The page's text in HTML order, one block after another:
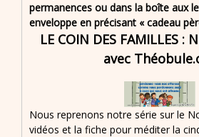
permanences ou dans la boîte aux
enveloppe en précisant « cadeau
LE COIN DES FAMILLES
avec
Nous reprenons notre série sur le
vidéos et la fiche pour méditer la